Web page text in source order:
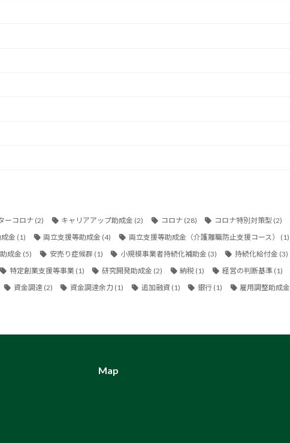
ーコロナ(2) キャリアアップ助成金 (2) コロナ(28) コロナ特別対策型 (2)
金 (1) 両立支援等助成金 (4) 両立支援等助成金（介護離職防止支援コース） (1)
助成金 (5) 安売り症候群(1) 小規模事業者持続化補助金 (3) 持続化給付金 (3)
特定創業支援等事業(1) 研究開発助成金 (2) 納税 (1) 経営の判断基準(1)
資金調達(2) 資金調達余力 (1) 追加融資 (1) 銀行(1) 雇用調整助成金
Map